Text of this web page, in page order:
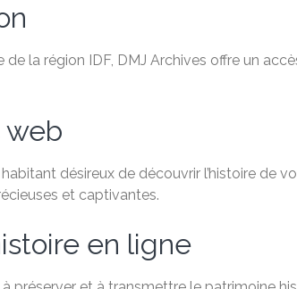
la région IDF, DMJ Archives offre un
web
désireux de découvrir l’histoire de
et captivantes.
en ligne